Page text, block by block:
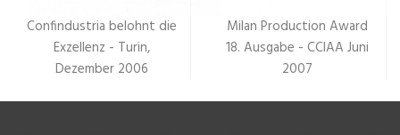
Confindustria belohnt die
Exzellenz - Turin,
Dezember 2006
Milan Production Award
18. Ausgabe - CCIAA Juni
2007